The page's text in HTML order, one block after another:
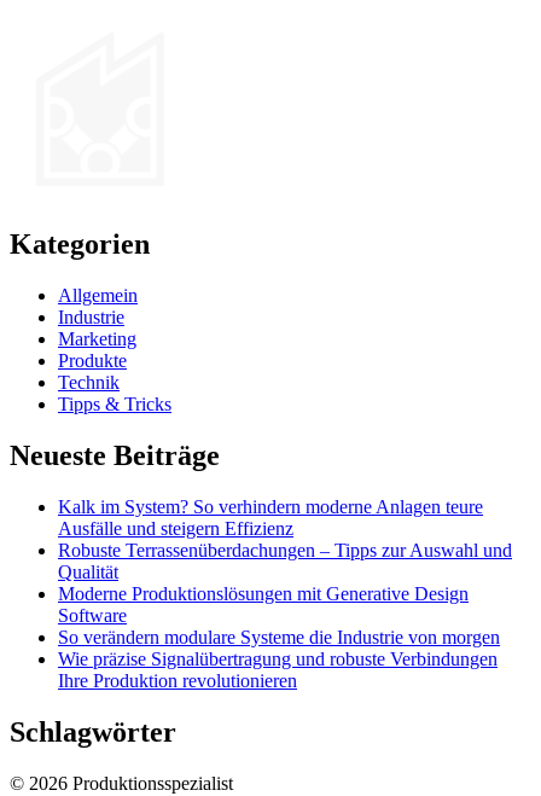
Kategorien
Allgemein
Industrie
Marketing
Produkte
Technik
Tipps & Tricks
Neueste Beiträge
Kalk im System? So verhindern moderne Anlagen teure
Ausfälle und steigern Effizienz
Robuste Terrassenüberdachungen – Tipps zur Auswahl und
Qualität
Moderne Produktionslösungen mit Generative Design
Software
So verändern modulare Systeme die Industrie von morgen
Wie präzise Signalübertragung und robuste Verbindungen
Ihre Produktion revolutionieren
Schlagwörter
© 2026 Produktionsspezialist